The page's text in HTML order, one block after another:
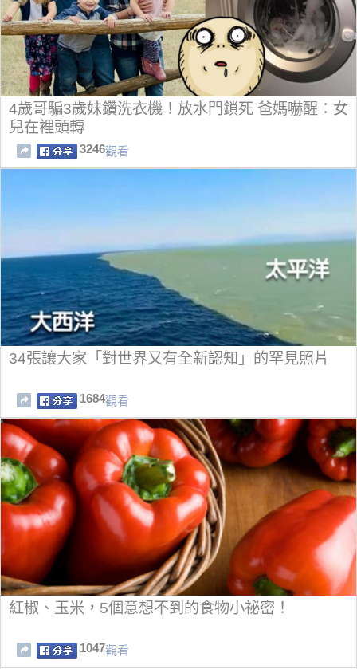
4歲哥騙3歲妹鑽洗衣機！放水門鎖死 爸媽嚇醒：女
兒在裡頭轉
3246觀看
34張讓大家「對世界又有全新認知」的罕見照片
1684觀看
紅椒、玉米，5個意想不到的食物小祕密！
1047觀看